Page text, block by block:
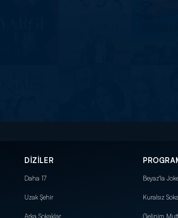
DİZİLER
Daha 17
Uzak Şehir
Arka Sokaklar
Beyaz'la
Kuralsız
Gelinim